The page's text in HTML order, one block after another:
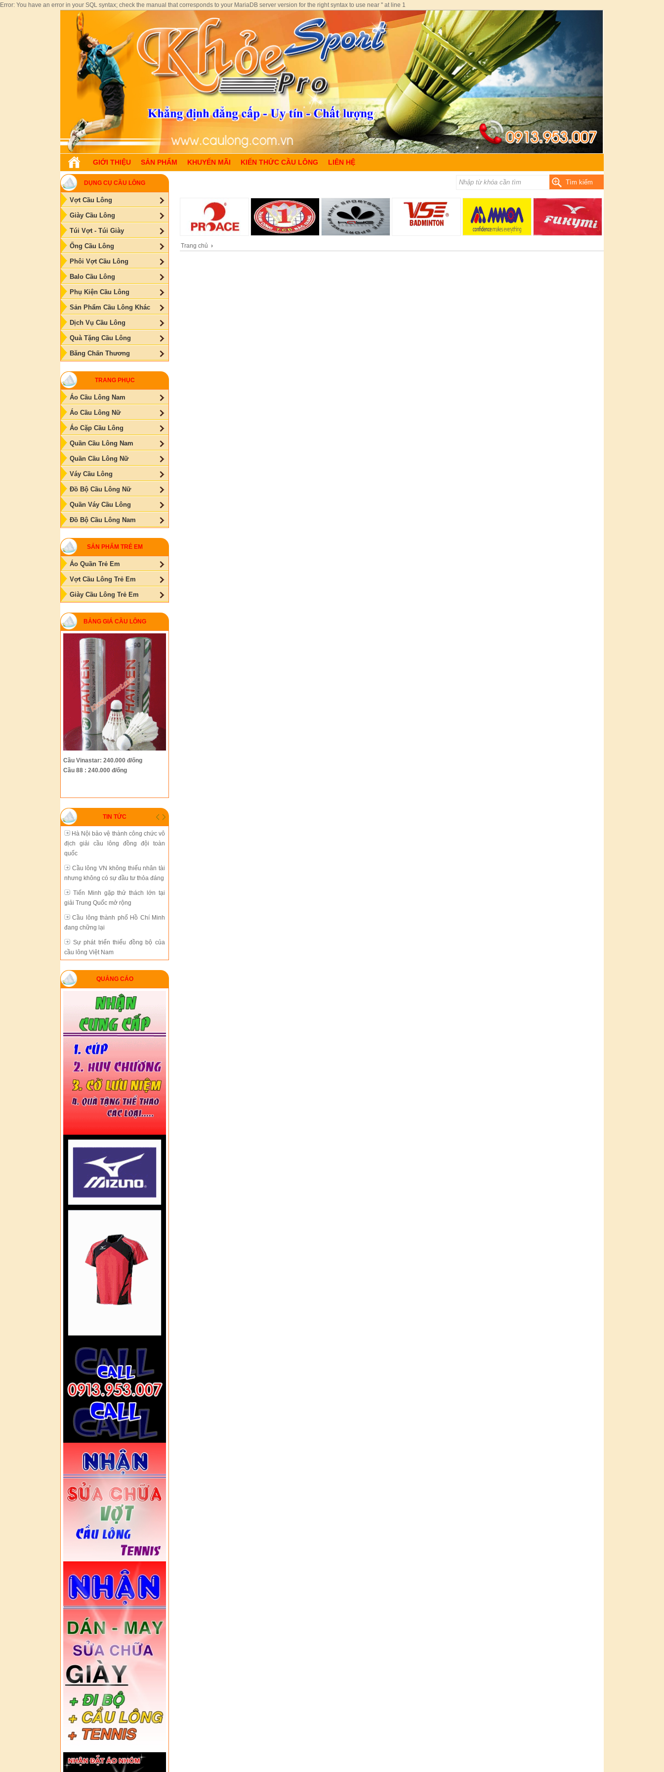
Error: You have an error in your SQL syntax; check the manual that corresponds to your MariaDB server version for the right syntax to use near '' at line 1
GIỚI THIỆU SẢN PHẨM KHUYẾN MÃI KIẾN THỨC CẦU LÔNG LIÊN HỆ
DỤNG CỤ CẦU LÔNG
Vợt Cầu Lông
Giày Cầu Lông
Túi Vợt - Túi Giày
Ống Cầu Lông
Phôi Vợt Cầu Lông
Balo Cầu Lông
Phụ Kiện Cầu Lông
Sản Phẩm Cầu Lông Khác
Dịch Vụ Cầu Lông
Quà Tặng Cầu Lông
Băng Chấn Thương
TRANG PHỤC
Áo Cầu Lông Nam
Áo Cầu Lông Nữ
Áo Cặp Cầu Lông
Quần Cầu Lông Nam
Quần Cầu Lông Nữ
Váy Cầu Lông
Đồ Bộ Cầu Lông Nữ
Quần Váy Cầu Lông
Đồ Bộ Cầu Lông Nam
SẢN PHẨM TRẺ EM
Áo Quần Trẻ Em
Vợt Cầu Lông Trẻ Em
Giày Cầu Lông Trẻ Em
BẢNG GIÁ CẦU LÔNG
Cầu Vinastar: 240.000 đ/ống
Cầu 88 : 240.000 đ/ống
TIN TỨC
Hà Nội bảo vệ thành công chức vô
địch giải cầu lông đồng đội toàn
Cầu lông VN không thiếu nhân tài
nhưng không có sự đầu tư thỏa đáng
Tiến Minh gặp thử thách lớn tại
giải Trung Quốc mở rộng
Sự phát triển thiếu đồng bộ của
cầu lông Việt Nam
Hà Nội bảo vệ thành công chức vô
địch giải cầu lông đồng đội toàn
quốc
Cầu lông VN không thiếu nhân tài
nhưng không có sự đầu tư thỏa đáng
Tiến Minh gặp thử thách lớn tại
giải Trung Quốc mở rộng
Cầu lông thành phố Hồ Chí Minh
đang chững lại
Sự phát triển thiếu đồng bộ của
cầu lông Việt Nam
địch giải cầu lông đồng đội toàn
quốc
Cầu lông VN không thiếu nhân tài
nhưng không có sự đầu tư thỏa đáng
Tiến Minh gặp thử thách lớn tại
giải Trung Quốc mở rộng
Cầu lông thành phố Hồ Chí Minh
đang chững lại
Sự phát triển thiếu đồng bộ của
cầu lông Việt Nam
QUẢNG CÁO
Tìm kiếm
Trang chủ ›